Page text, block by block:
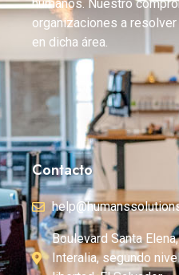
Consulte con nosotros
sobre nuestros